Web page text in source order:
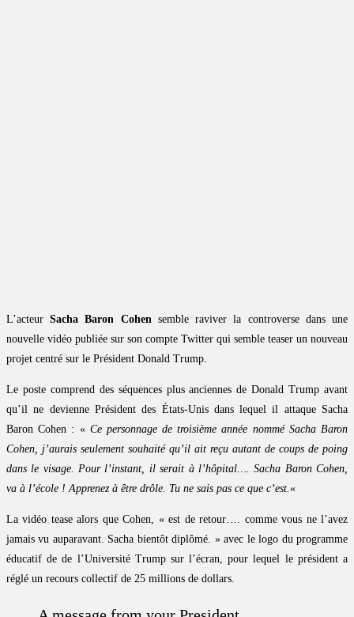
L’acteurSacha Baron Cohensemble raviver la controverse dans une
nouvelle vidéo publiée sur son compte Twitter qui semble teaser un nouveau
projet centré sur le Président Donald Trump.
Le poste comprend des séquences plus anciennes de Donald Trump avant
qu’il ne devienne Président des États-Unis dans lequel il attaque Sacha
Baron Cohen : « Ce personnage de troisième année nommé Sacha Baron
Cohen, j’aurais seulement souhaité qu’il ait reçu autant de coups de poing
dans le visage. Pour l’instant, il serait à l’hôpital…. Sacha Baron Cohen,
va à l’école ! Apprenez à être drôle. Tu ne sais pas ce que c’est.«
La vidéo tease alors que Cohen, « est de retour…. comme vous ne l’avez
jamais vu auparavant. Sacha bientôt diplômé. » avec le logo du programme
éducatif de de l’Université Trump sur l’écran, pour lequel le président a
réglé un recours collectif de 25 millions de dollars.